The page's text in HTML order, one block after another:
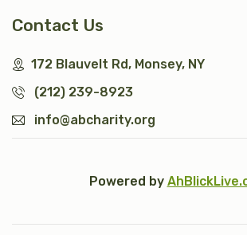
Contact Us
172 Blauvelt Rd, Monsey, NY
(212) 239-8923
info@abcharity.org
Powered by